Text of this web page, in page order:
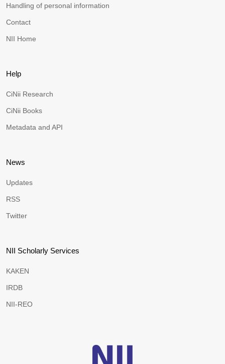
Handling of personal information
Contact
NII Home
Help
CiNii Research
CiNii Books
Metadata and API
News
Updates
RSS
Twitter
NII Scholarly Services
KAKEN
IRDB
NII-REO